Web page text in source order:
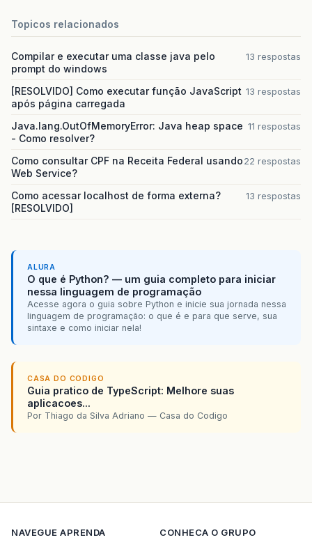
Topicos relacionados
Compilar e executar uma classe java pelo
prompt do windows
13 respostas
[RESOLVIDO] Como executar função JavaScript
após página carregada
13 respostas
Java.lang.OutOfMemoryError: Java heap space
- Como resolver?
11 respostas
Como consultar CPF na Receita Federal usando
Web Service?
22 respostas
Como acessar localhost de forma externa?
[RESOLVIDO]
13 respostas
ALURA
O que é Python? — um guia completo para iniciar
nessa linguagem de programação
Acesse agora o guia sobre Python e inicie sua jornada nessa
linguagem de programação: o que é e para que serve, sua
sintaxe e como iniciar nela!
CASA DO CODIGO
Guia pratico de TypeScript: Melhore suas
aplicacoes...
Por Thiago da Silva Adriano — Casa do Codigo
NAVEGUE APRENDA
CONHECA O GRUPO